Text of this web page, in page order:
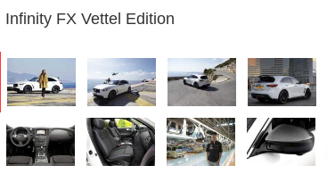
Infinity FX Vettel Edition